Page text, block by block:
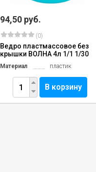
94,50 руб.
(0)
Ведро пластмассовое без
крышки ВОЛНА 4л 1/1 1/30
Материал пластик
В корзину